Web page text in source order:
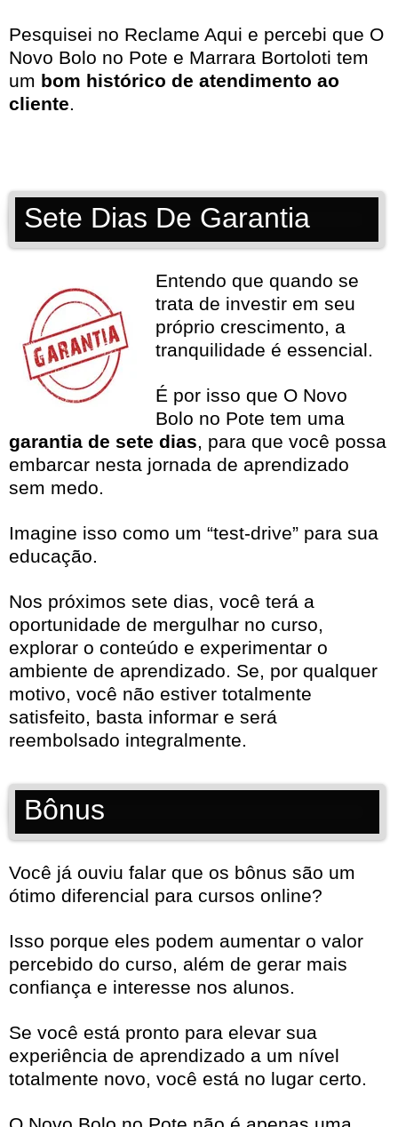
Pesquisei no Reclame Aqui e percebi que O
Novo Bolo no Pote e Marrara Bortoloti tem
um bom histórico de atendimento ao
cliente.
Sete Dias De Garantia
Entendo que quando se
trata de investir em seu
próprio crescimento, a
tranquilidade é essencial.
É por isso que O Novo
Bolo no Pote tem uma
garantia de sete dias, para que você possa
embarcar nesta jornada de aprendizado
sem medo.
Imagine isso como um “test-drive” para sua
educação.
Nos próximos sete dias, você terá a
oportunidade de mergulhar no curso,
explorar o conteúdo e experimentar o
ambiente de aprendizado. Se, por qualquer
motivo, você não estiver totalmente
satisfeito, basta informar e será
reembolsado integralmente.
Bônus
Você já ouviu falar que os bônus são um
ótimo diferencial para cursos online?
Isso porque eles podem aumentar o valor
percebido do curso, além de gerar mais
confiança e interesse nos alunos.
Se você está pronto para elevar sua
experiência de aprendizado a um nível
totalmente novo, você está no lugar certo.